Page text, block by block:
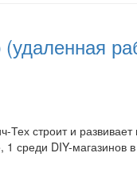
Тех строит и
среди DIY-магазинов